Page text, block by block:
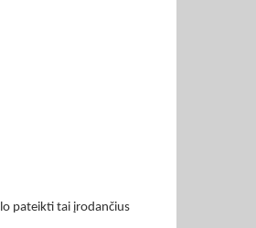
pateikti tai įrodančius